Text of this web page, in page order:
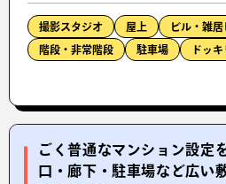
撮影スタジオ 屋上 ビル・雑居
階段・非常階段 駐車場 ドッ
ごく普通なマンション設定
口・廊下・駐車場など広い